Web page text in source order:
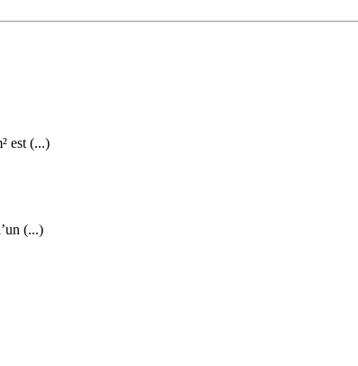
est (...)
(...)